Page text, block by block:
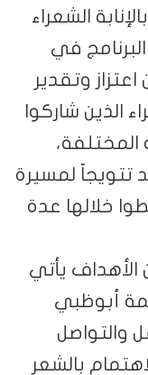
الشعراء
في
وتقدير
الذين شاركوا
المختلفة،
تتويجاً لمسيرة
خلالها عدة
الأهداف يأتي
أبوظبي
والتواصل
بالشعر